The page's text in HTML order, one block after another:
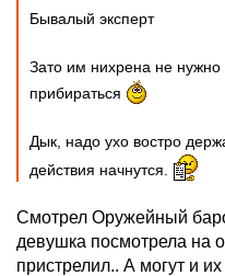
Бывалый эксперт
Зато им нихрена не нужно
прибираться
Дык, надо ухо востро
действия начнутся.
Смотрел Оружейный
девушка посмотрела на
пристрелил.. А могут и их